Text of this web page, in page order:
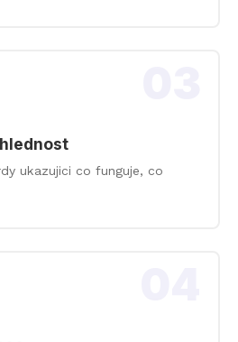
ukazujici co funguje, co